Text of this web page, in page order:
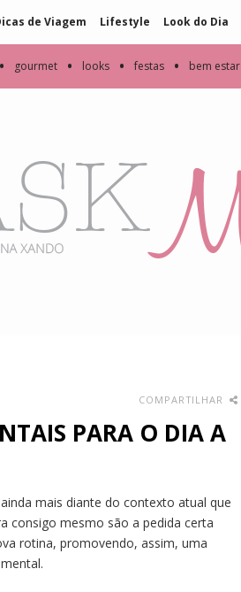
de Viagem Lifestyle Look do Dia
• gourmet • looks • festas • bem estar
COMPARTILHAR
PARA O DIA A
mais diante do contexto atual que
consigo mesmo são a pedida certa
rotina, promovendo, assim, uma